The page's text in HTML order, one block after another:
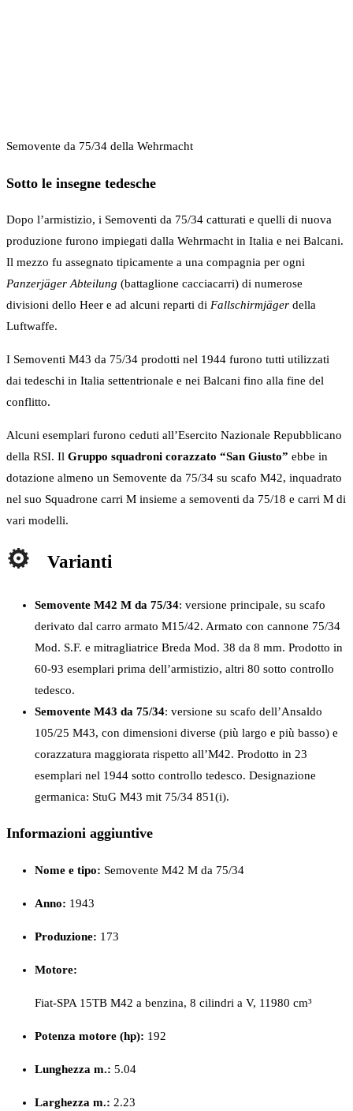
Semovente da 75/34 della Wehrmacht
Sotto le insegne tedesche
Dopo l’armistizio, i Semoventi da 75/34 catturati e quelli di nuova
produzione furono impiegati dalla Wehrmacht in Italia e nei Balcani.
Il mezzo fu assegnato tipicamente a una compagnia per ogni
Panzerjäger Abteilung (battaglione cacciacarri) di numerose
divisioni dello Heer e ad alcuni reparti di Fallschirmjäger della
Luftwaffe.
I Semoventi M43 da 75/34 prodotti nel 1944 furono tutti utilizzati
dai tedeschi in Italia settentrionale e nei Balcani fino alla fine del
conflitto.
Alcuni esemplari furono ceduti all’Esercito Nazionale Repubblicano
della RSI. Il Gruppo squadroni corazzato “San Giusto” ebbe in
dotazione almeno un Semovente da 75/34 su scafo M42, inquadrato
nel suo Squadrone carri M insieme a semoventi da 75/18 e carri M di
vari modelli.
Varianti
Semovente M42 M da 75/34: versione principale, su scafo
derivato dal carro armato M15/42. Armato con cannone 75/34
Mod. S.F. e mitragliatrice Breda Mod. 38 da 8 mm. Prodotto in
60-93 esemplari prima dell’armistizio, altri 80 sotto controllo
tedesco.
Semovente M43 da 75/34: versione su scafo dell’Ansaldo
105/25 M43, con dimensioni diverse (più largo e più basso) e
corazzatura maggiorata rispetto all’M42. Prodotto in 23
esemplari nel 1944 sotto controllo tedesco. Designazione
germanica: StuG M43 mit 75/34 851(i).
Informazioni aggiuntive
Nome e tipo: Semovente M42 M da 75/34
Anno: 1943
Produzione: 173
Motore:
Fiat-SPA 15TB M42 a benzina, 8 cilindri a V, 11980 cm³
Potenza motore (hp): 192
Lunghezza m.: 5.04
Larghezza m.: 2.23